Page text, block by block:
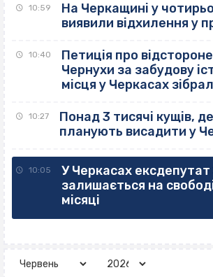
10:59
На Черкащині у
виявили відхилення у
10:40
Петиція про
Чернухи за забудову
місця у Черкасах
10:27
Понад 3 тисячі кущів,
планують висадити у
10:05
У Черкасах
залишається на
місяці